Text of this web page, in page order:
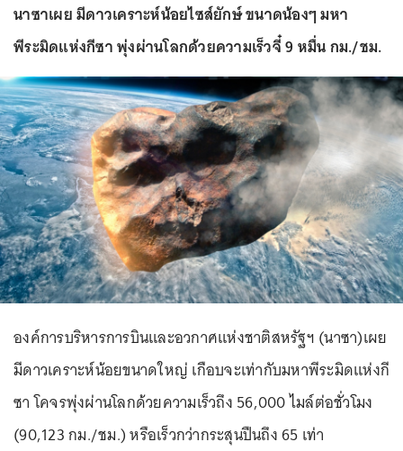
นาซาเผย มีดาวเคราะห์น้อยไซส์ยักษ์ ขนาดน้องๆ มหา
พีระมิดแห่งกีซา พุ่งผ่านโลกด้วยความเร็วจี๋ 9 หมื่น กม./ชม.
องค์การบริหารการบินและอวกาศแห่งชาติสหรัฐฯ (นาซา)เผย
มีดาวเคราะห์น้อยขนาดใหญ่ เกือบจะเท่ากับมหาพีระมิดแห่งกี
ซา โคจรพุ่งผ่านโลกด้วยความเร็วถึง 56,000 ไมล์ต่อชั่วโมง
(90,123 กม./ชม.) หรือเร็วกว่ากระสุนปืนถึง 65 เท่า